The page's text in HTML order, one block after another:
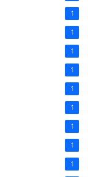
1
1
1
1
1
1
1
1
1